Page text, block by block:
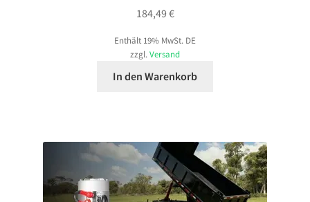
184,49 €
Enthält 19% MwSt. DE
zzgl.Versand
In den Warenkorb